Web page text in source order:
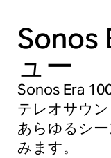
Sonos
ュー
Sonos Era
テレオサウ
あらゆるシ
みます。